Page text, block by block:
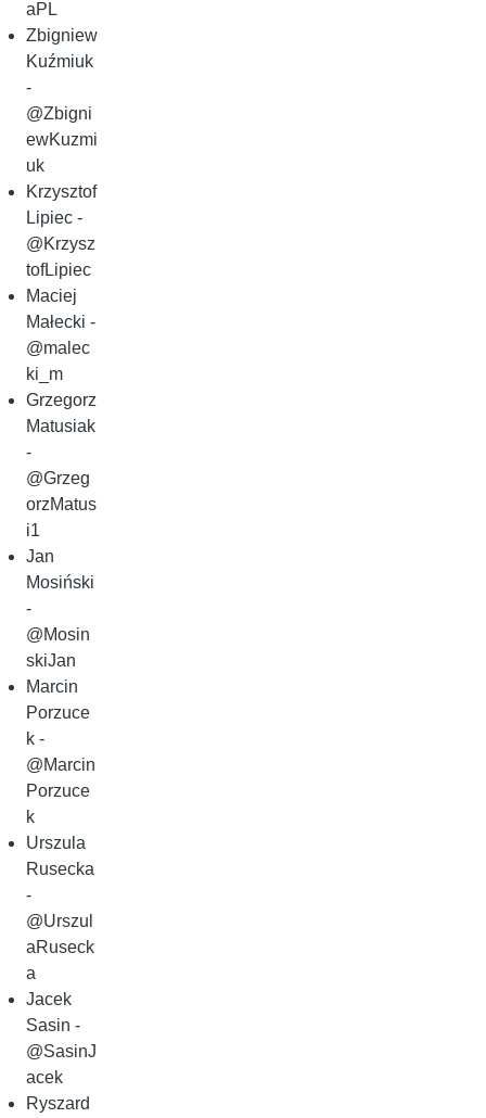
aPL
Zbigniew
Kuźmiuk
-
@Zbigni
ewKuzmi
uk
Krzysztof
Lipiec -
@Krzysz
tofLipiec
Maciej
Małecki -
@malec
ki_m
Grzegorz
Matusiak
-
@Grzeg
orzMatus
i1
Jan
Mosiński
-
@Mosin
skiJan
Marcin
Porzuce
k -
@Marcin
Porzuce
k
Urszula
Rusecka
-
@Urszul
aRuseck
a
Jacek
Sasin -
@SasinJ
acek
Ryszard